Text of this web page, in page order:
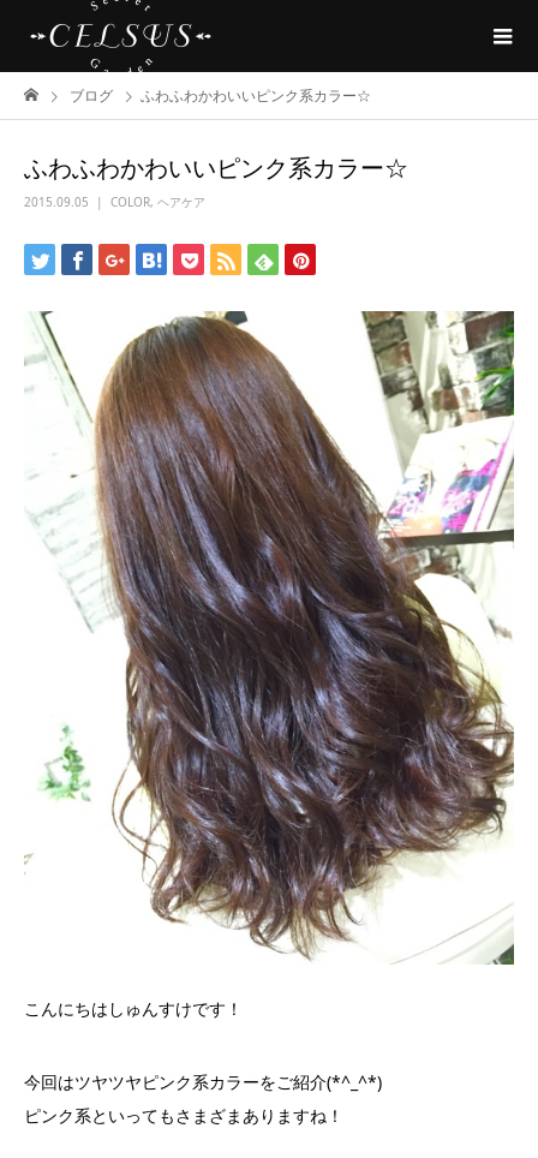
ブログ ふわふわかわいいピンク系カラー☆
ふわふわかわいいピンク系カラー☆
2015.09.05 COLOR, ヘアケア
こんにちはしゅんすけです！
今回はツヤツヤピンク系カラーをご紹介(*^_^*)
ピンク系といってもさまざまありますね！